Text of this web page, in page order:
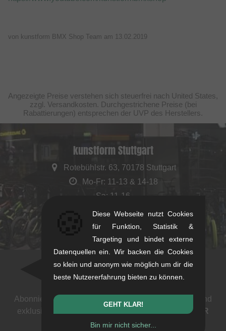
von kunstform BMX Shop Team am 13.02.2019
Angezeigte Preise verstehen sich steuerfrei nach United States,
zzgl. Versandkosten. Durchgestrichene Preise (bei
Rabattierungen) entsprechen der UVP des Herstellers.
kunstform Stuttgart
Rotebühlstr. 63, 70178 Stuttgart
Mo-Fr: 11-13 & 14-18
Sa: 11-16
+49/711/21954890
stuttgart@kunstform.org
Newsletter
Abonniere unseren Newsletter: Events, BMX News und
exklusive Deals. Als Dank bekommst du einen
5 EUR
Gutschein .
Diese Webseite nutzt Cookies
für Funktion, Statistik &
Targeting und bindet externe
Datenquellen ein. Wir backen die Cookies
so klein und anonym wie möglich um dir die
beste Nutzererfahrung bieten zu können.
GEHT KLAR!
Bin mir nicht sicher...